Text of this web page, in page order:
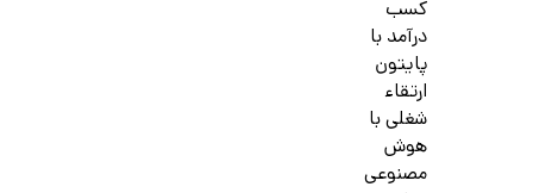
کسب
درآمد با
پایتون
ارتقاء
شغلی با
هوش
مصنوعی